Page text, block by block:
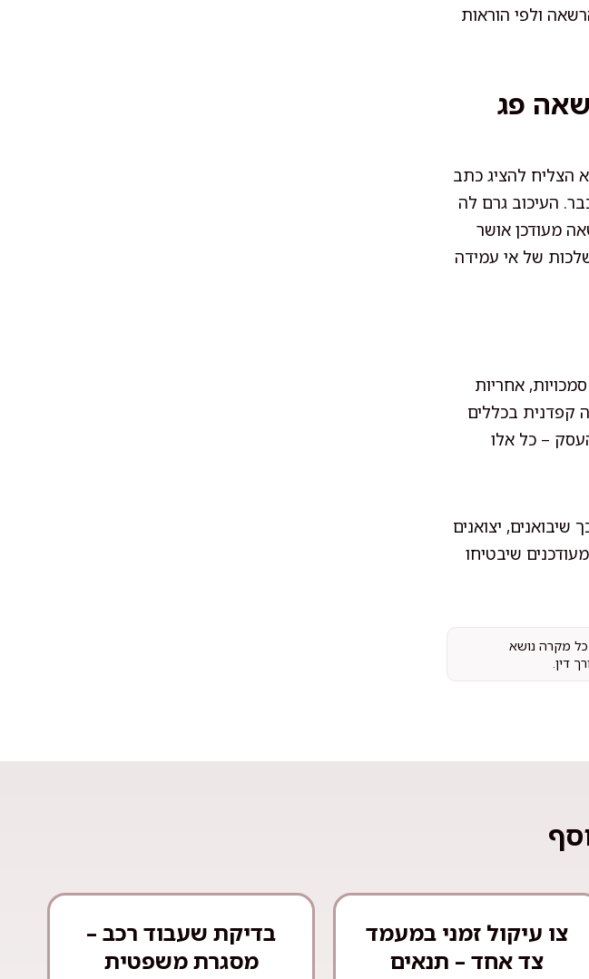
ולפי הוראות
פג
הצליח להציג כתב
העיכוב גרם לה
מעודכן אושר
של אי עמידה
אחריות
קפדנית בכללים
– כל אלו
יצואנים
שיבטיחו
כל מקרה נושא
דין.
צו עיקול זמני במעמד
צד אחד – תנאים
בדיקת שעבוד רכב –
מסגרת משפטית